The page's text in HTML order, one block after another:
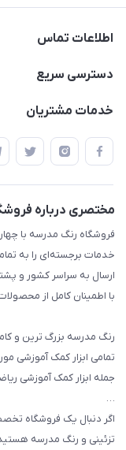
اطلاعات تماس
02136781755
دسترسی سریع
پلنر و دفتر
استایل معلم و دانش
بازی و نمایش
تزئین کلاس
طرح های تشویقی
گیفت ها و جوایز
سایر محصولات
خدمات مشتریان
قوانین و مقررات
حریم خصوصی
مختصری درباره
فروشگاه رنگ مدرسه با
خدمات برجسته‌ای را به
ارسال به سراسر کشور و
با اطمینان کامل از
رنگ مدرسه بزرگ ترین و
تمامی ابزار کمک آموزشی
جمله ابزار کمک آموزشی
…
اگر دنبال یک فروشگاه
تزئینی و رنگ مدرسه